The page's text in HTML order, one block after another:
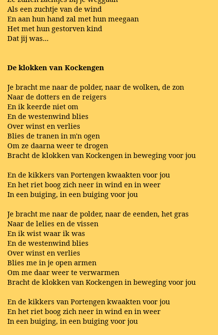
Als een zuchtje van de wind
En aan hun hand zal met hun meegaan
Het met hun gestorven kind
Dat jij was...
De klokken van Kockengen
Je bracht me naar de polder, naar de wolken, de zon
Naar de dotters en de reigers
En ik keerde niet om
En de westenwind blies
Over winst en verlies
Blies de tranen in m'n ogen
Om ze daarna weer te drogen
Bracht de klokken van Kockengen in beweging voor jou
En de kikkers van Portengen kwaakten voor jou
En het riet boog zich neer in wind en in weer
In een buiging, in een buiging voor jou
Je bracht me naar de polder, naar de eenden, het gras
Naar de lelies en de vissen
En ik wist waar ik was
En de westenwind blies
Over winst en verlies
Blies me in je open armen
Om me daar weer te verwarmen
Bracht de klokken van Kockengen in beweging voor jou
En de kikkers van Portengen kwaakten voor jou
En het riet boog zich neer in wind en in weer
In een buiging, in een buiging voor jou